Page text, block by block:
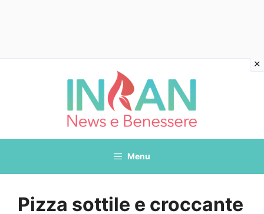
Menu
Pizza sottile e croccante